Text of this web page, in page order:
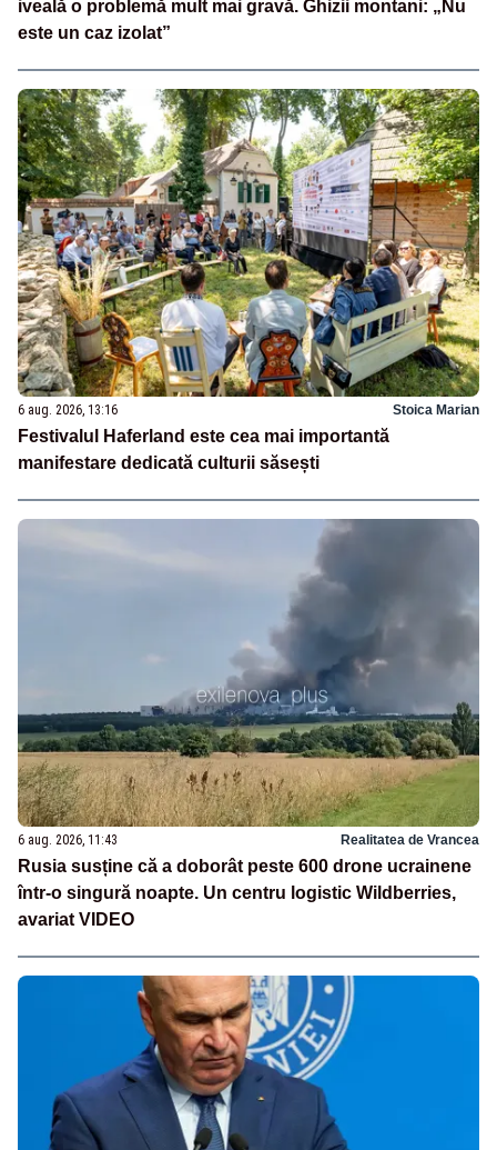
iveală o problemă mult mai gravă. Ghizii montani: „Nu
este un caz izolat”
6 aug. 2026, 13:16 Stoica Marian
Festivalul Haferland este cea mai importantă
manifestare dedicată culturii săsești
6 aug. 2026, 11:43 Realitatea de Vrancea
Rusia susține că a doborât peste 600 drone ucrainene
într-o singură noapte. Un centru logistic Wildberries,
avariat VIDEO